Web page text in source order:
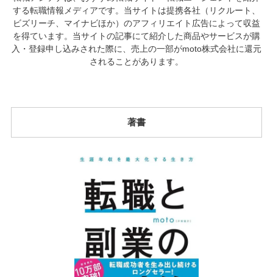
する転職情報メディアです。当サイトは提携各社（リクルート、
ビズリーチ、マイナビほか）のアフィリエイト広告によって収益
を得ています。当サイトの記事にて紹介した商品やサービスが購
入・登録申し込みされた際に、売上の一部がmoto株式会社に還元
されることがあります。
著書